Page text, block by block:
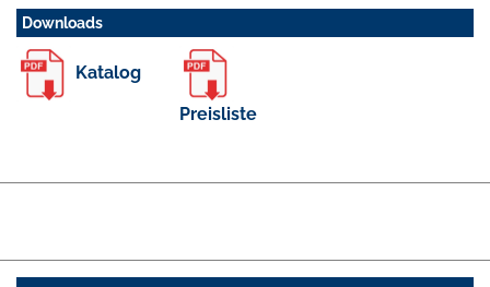
Downloads
Katalog
Preisliste